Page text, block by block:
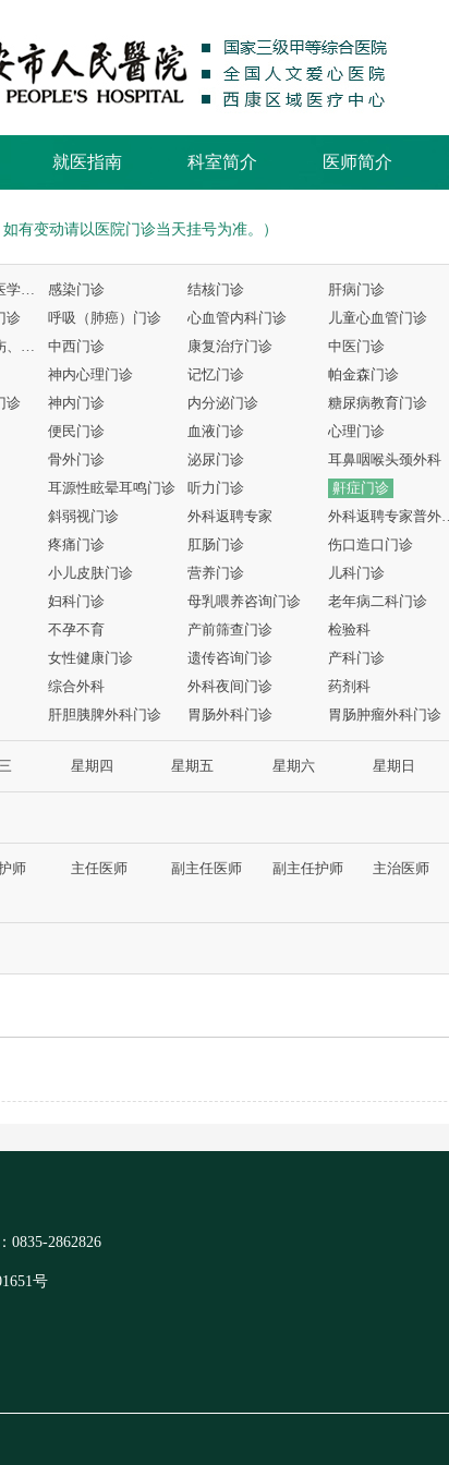
就医指南 科室简介 医师简介
有变动请以医院门诊当天挂号为准。）
感染门诊 结核门诊 肝病门诊
诊 呼吸（肺癌）门诊 心血管内科门诊 儿童心血管门诊
中西门诊 康复治疗门诊 中医门诊
神内心理门诊 记忆门诊 帕金森门诊
诊 神内门诊 内分泌门诊 糖尿病教育门诊
便民门诊 血液门诊 心理门诊
骨外门诊 泌尿门诊 耳鼻咽喉头颈外科
耳源性眩晕耳鸣门诊 听力门诊 鼾症门诊
斜弱视门诊 外科返聘专家 外科返聘专家普外科、乳腺外科
疼痛门诊 肛肠门诊 伤口造口门诊
小儿皮肤门诊 营养门诊 儿科门诊
妇科门诊 母乳喂养咨询门诊 老年病二科门诊
不孕不育 产前筛查门诊 检验科
女性健康门诊 遗传咨询门诊 产科门诊
综合外科 外科夜间门诊 药剂科
肝胆胰脾外科门诊 胃肠外科门诊 胃肠肿瘤外科门诊
星期四 星期五 星期六 星期日
师 主任医师 副主任医师 副主任护师 主治医师
0835-2862826
号